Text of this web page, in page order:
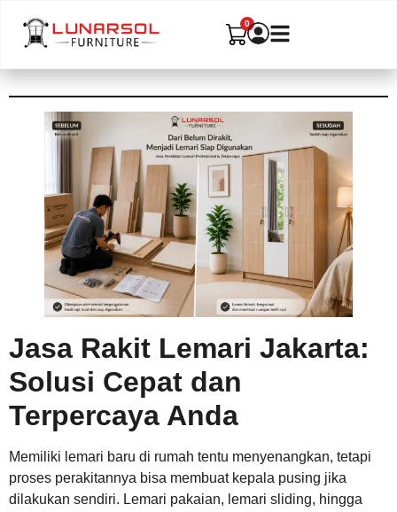
Jasa Rakit Lemari Jakarta:
Solusi Cepat dan
Terpercaya Anda
Memiliki lemari baru di rumah tentu menyenangkan, tetapi
proses perakitannya bisa membuat kepala pusing jika
dilakukan sendiri. Lemari pakaian, lemari sliding, hingga